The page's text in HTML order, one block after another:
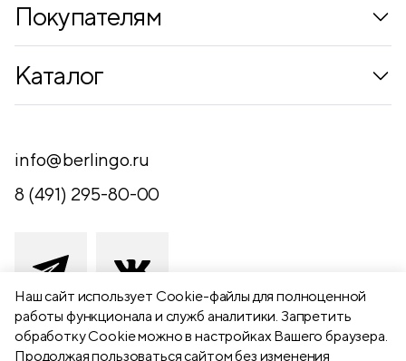
Наш сайт использует Сookie-файлы для полноценной
работы функционала и служб аналитики. Запретить
обработку Cookie можно в настройках Вашего браузера.
Продолжая пользоваться сайтом без изменения
Покупателям
Контакты
Обратная связь
Каталог
Письменные принадлежности
Канцелярские принадлежности
Чертежные принадлежности
Хобби и творчество
Презентационное оборудование
info@berlingo.ru
8 (491) 295-80-00
391111 Рязанская обл., Рыбновский р-